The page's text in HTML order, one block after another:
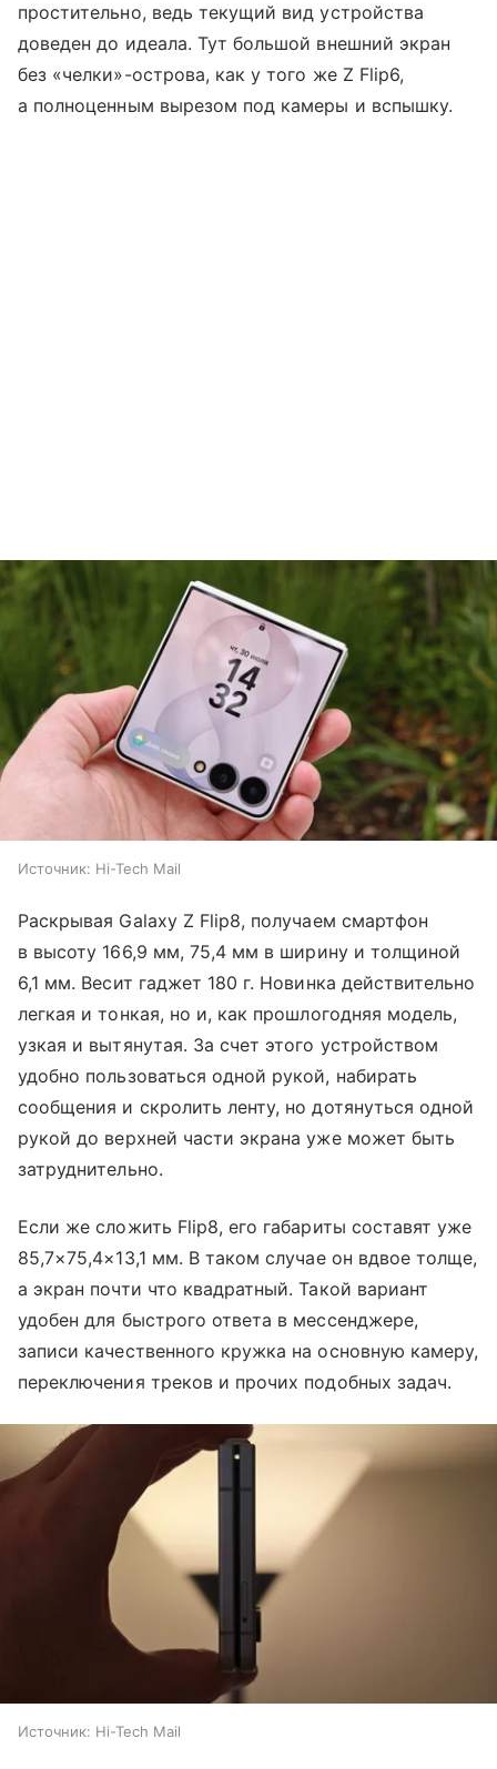
простительно, ведь текущий вид устройства
доведен до идеала. Тут большой внешний экран
без «челки»-острова, как у того же Z Flip6,
а полноценным вырезом под камеры и вспышку.
Источник: Hi-Tech Mail
Раскрывая Galaxy Z Flip8, получаем смартфон
в высоту 166,9 мм, 75,4 мм в ширину и толщиной
6,1 мм. Весит гаджет 180 г. Новинка действительно
легкая и тонкая, но и, как прошлогодняя модель,
узкая и вытянутая. За счет этого устройством
удобно пользоваться одной рукой, набирать
сообщения и скролить ленту, но дотянуться одной
рукой до верхней части экрана уже может быть
затруднительно.
Если же сложить Flip8, его габариты составят уже
85,7×75,4×13,1 мм. В таком случае он вдвое толще,
а экран почти что квадратный. Такой вариант
удобен для быстрого ответа в мессенджере,
записи качественного кружка на основную камеру,
переключения треков и прочих подобных задач.
Источник: Hi-Tech Mail